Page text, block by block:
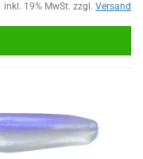
inkl. 19% MwSt. zzgl. Versand